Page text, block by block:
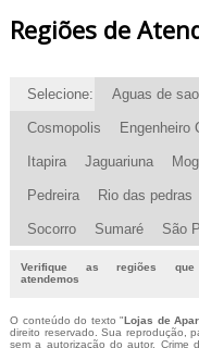
Regiões de
Selecione: Aguas de
Cosmopolis Engenheiro
Itapira Jaguariuna
Pedreira Rio das pedras
Socorro Sumaré São
Verifique as regiões que
atendemos
O conteúdo do texto "Lojas de
direito reservado. Sua reprodução,
sem a autorização do autor. Crime